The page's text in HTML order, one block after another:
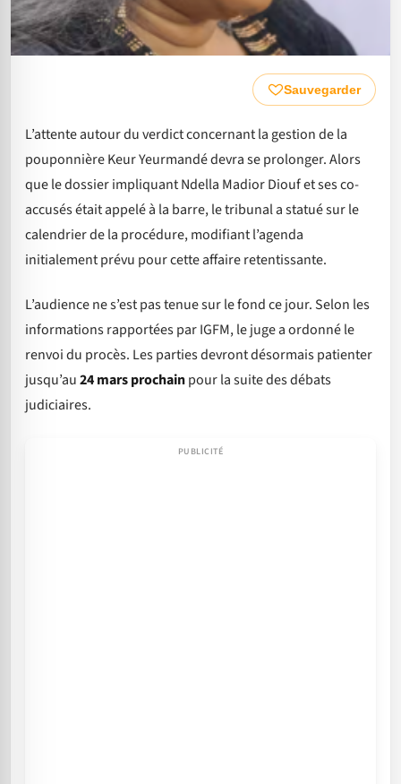
Sauvegarder
L’attente autour du verdict concernant la gestion de la
pouponnière Keur Yeurmandé devra se prolonger. Alors
que le dossier impliquant Ndella Madior Diouf et ses co-
accusés était appelé à la barre, le tribunal a statué sur le
calendrier de la procédure, modifiant l’agenda
initialement prévu pour cette affaire retentissante.
L’audience ne s’est pas tenue sur le fond ce jour. Selon les
informations rapportées par IGFM, le juge a ordonné le
renvoi du procès. Les parties devront désormais patienter
jusqu’au24 mars prochainpour la suite des débats
judiciaires.